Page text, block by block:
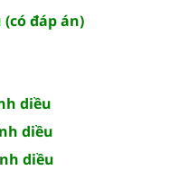
đáp án)
diều
diều
diều